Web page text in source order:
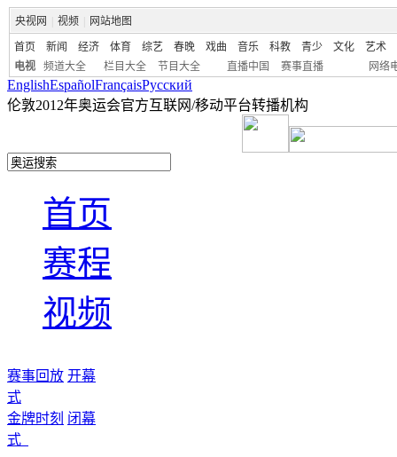
央视网 视频 网站地图
首页 新闻 经济 体育 综艺 春晚 戏曲 音乐 科教 青少 文化
艺术
电视
频道大全 栏目大全 节目大全 直播中国 赛事直播 网络
EnglishEspañolFrançaisPусский
伦敦2012年奥运会官方互联网/移动平台转播机构
首页
赛程
视频
赛事回放 开幕
式
金牌时刻 闭幕
式